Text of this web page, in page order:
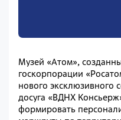
Музей «Атом»,
госкорпорации
нового эксклюзивного
досуга «ВДНХ
формировать